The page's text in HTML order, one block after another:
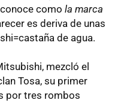
como la marca
es deriva de unas
de agua.
mezcló el
Tosa, su primer
por tres rombos